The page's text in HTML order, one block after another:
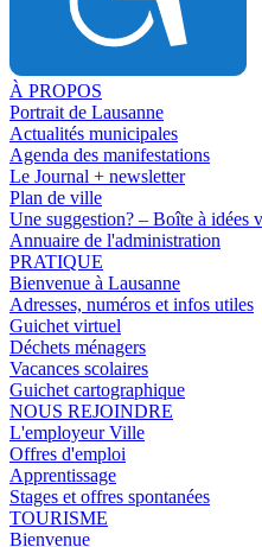
À PROPOS
Portrait de Lausanne
Actualités municipales
Agenda des manifestations
Le Journal + newsletter
Plan de ville
Une suggestion? – Boîte à idées
Annuaire de l'administration
PRATIQUE
Bienvenue à Lausanne
Adresses, numéros et infos utiles
Guichet virtuel
Déchets ménagers
Vacances scolaires
Guichet cartographique
NOUS REJOINDRE
L'employeur Ville
Offres d'emploi
Apprentissage
Stages et offres spontanées
TOURISME
Bienvenue